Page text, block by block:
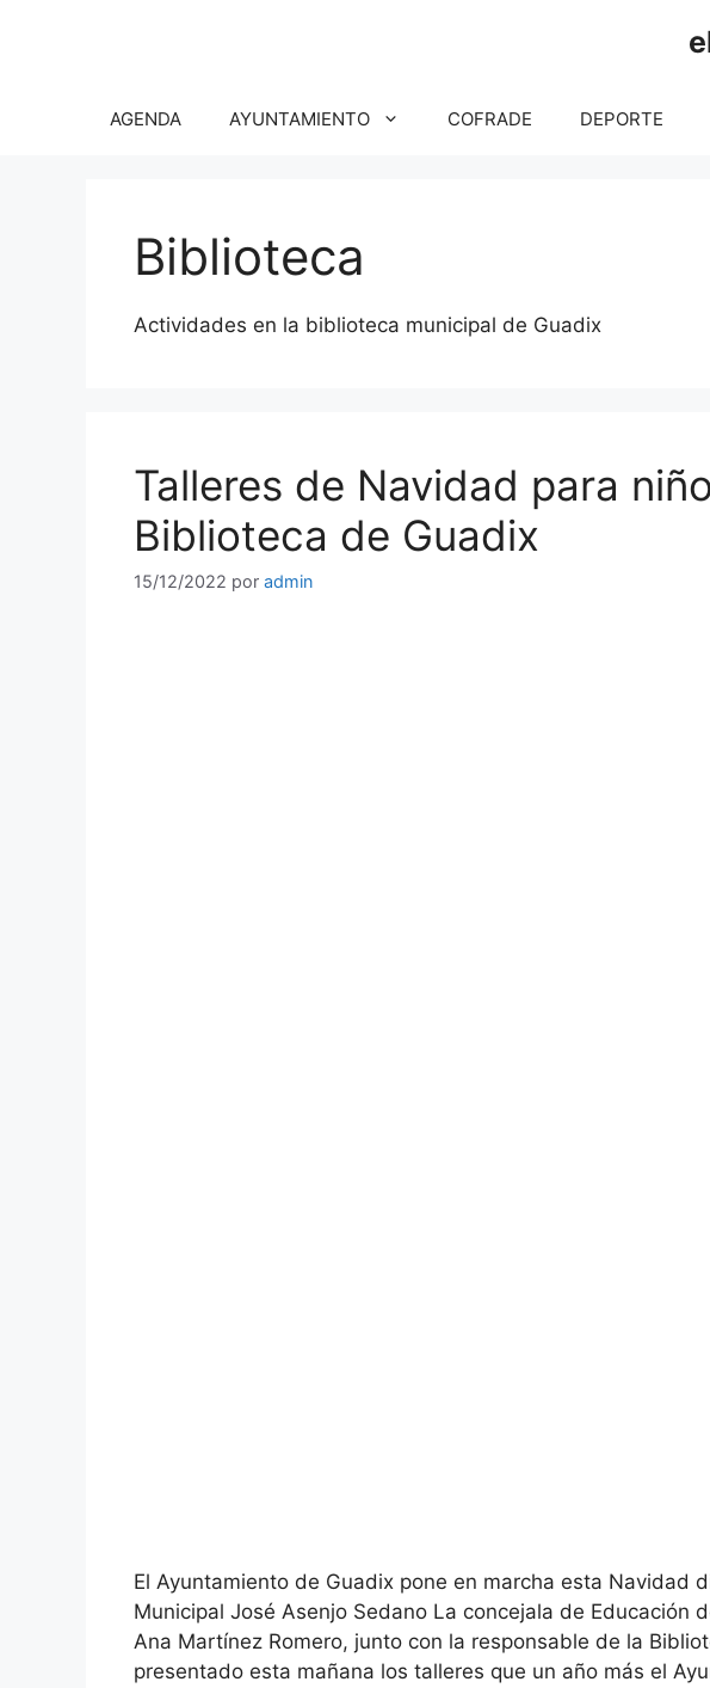
AGENDA AYUNTAMIENTO COFRADE DEPORTE
Biblioteca
Actividades en la biblioteca municipal de Guadix
Talleres de Navidad para
Biblioteca de Guadix
15/12/2022 por admin
El Ayuntamiento de Guadix pone en marcha esta Navidad
Municipal José Asenjo Sedano La concejala de Educación
Ana Martínez Romero, junto con la responsable de la
presentado esta mañana los talleres que un año más el